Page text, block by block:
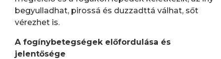
begyulladhat, pirossá és duzzadttá válhat, sőt
vérezhet is.
A fogínybetegségek előfordulása és
jelentősége